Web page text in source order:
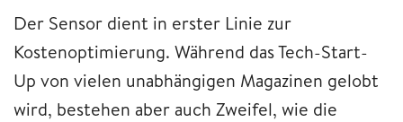
Der Sensor dient in erster Linie zur
Kostenoptimierung. Während das Tech-Start-
Up von vielen unabhängigen Magazinen gelobt
wird, bestehen aber auch Zweifel, wie die